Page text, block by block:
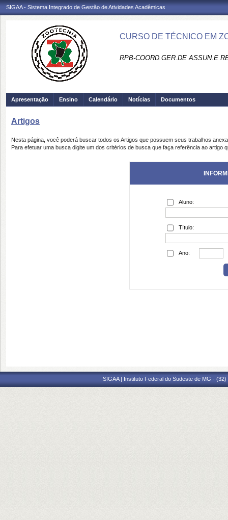
SIGAA - Sistema Integrado de Gestão de Atividades Acadêmicas
CURSO DE TÉCNICO EM
RPB-COORD.GER.DE ASSUN.E
Apresentação Ensino Calendário Notícias Documentos
Artigos
Nesta página, você poderá buscar todos os Artigos que possuem seus trabalhos
Para efetuar uma busca digite um dos critérios de busca que faça referência ao artigo
Aluno:
Título:
Ano:
SIGAA | Instituto Federal do Sudeste de MG -